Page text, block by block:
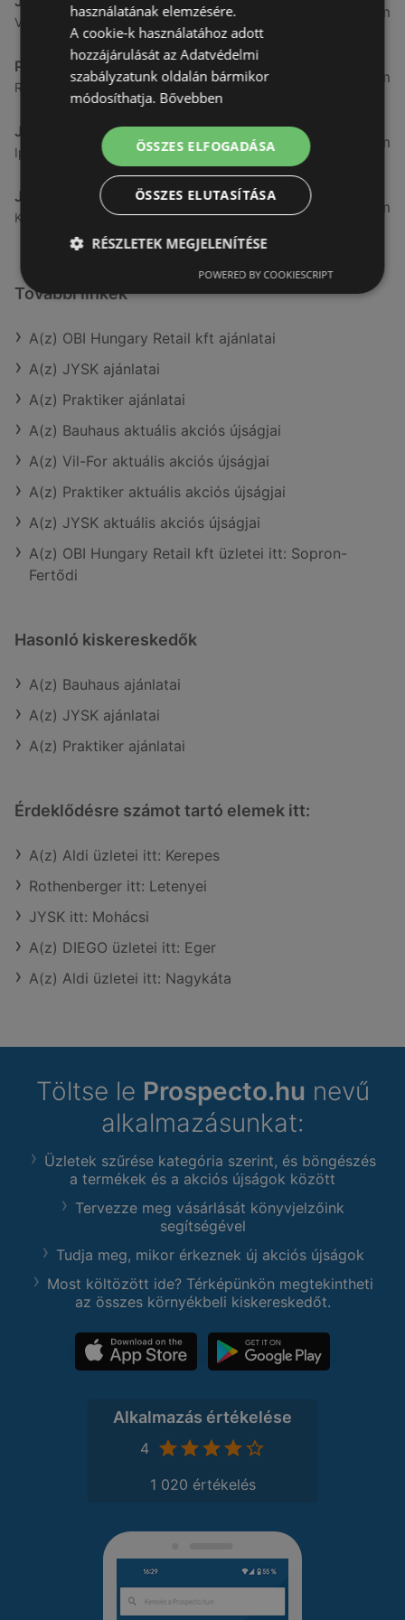
Varasd u. 16 16, 9700 Szombathely
51,2 km
Praktiker
Rozsnyó út 1. 1., 9700 Szombathely
51,39 km
JYSK
Ipar krt. 31 9400 Sopron, 9641 Sopron
53,03 km
JYSK
Körmendi út 86, 9700 Szombathely
53,2 km
További linkek
A(z) OBI Hungary Retail kft ajánlatai
A(z) JYSK ajánlatai
A(z) Praktiker ajánlatai
A(z) Bauhaus aktuális akciós újságjai
A(z) Vil-For aktuális akciós újságjai
A(z) Praktiker aktuális akciós újságjai
A(z) JYSK aktuális akciós újságjai
A(z) OBI Hungary Retail kft üzletei itt: Sopron-
Fertődi
Hasonló kiskereskedők
A(z) Bauhaus ajánlatai
A(z) JYSK ajánlatai
A(z) Praktiker ajánlatai
Érdeklődésre számot tartó elemek itt:
A(z) Aldi üzletei itt: Kerepes
Rothenberger itt: Letenyei
JYSK itt: Mohácsi
A(z) DIEGO üzletei itt: Eger
A(z) Aldi üzletei itt: Nagykáta
Töltse le Prospecto.hu nevű
alkalmazásunkat:
Üzletek szűrése kategória szerint, és böngészés
a termékek és a akciós újságok között
Tervezze meg vásárlását könyvjelzőink
segítségével
Tudja meg, mikor érkeznek új akciós újságok
Most költözött ide? Térképünkön megtekintheti
az összes környékbeli kiskereskedőt.
Alkalmazás értékelése
4
1 020 értékelés
használatának elemzésére.
A cookie-k használatához adott
hozzájárulását az Adatvédelmi
szabályzatunk oldalán bármikor
módosíthatja. Bővebben
ÖSSZES ELFOGADÁSA
ÖSSZES ELUTASÍTÁSA
RÉSZLETEK MEGJELENÍTÉSE
POWERED BY COOKIESCRIPT